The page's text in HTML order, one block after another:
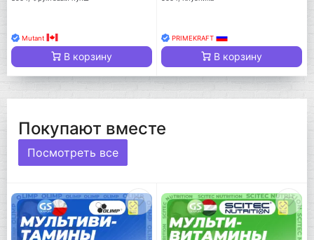
Mutant
В корзину
PRIMEKRAFT
В корзину
Покупают вместе
Посмотреть все